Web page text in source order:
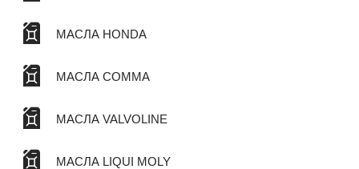
МАСЛА HONDA
МАСЛА COMMA
МАСЛА VALVOLINE
МАСЛА LIQUI MOLY